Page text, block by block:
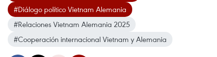
#Diálogo político Vietnam Alemania
#Relaciones Vietnam Alemania 2025
#Cooperación internacional Vietnam y Alemania